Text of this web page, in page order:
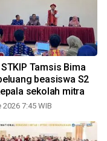
Tamsis Bima
beasiswa S2
sekolah mitra
2026 7:45 WIB